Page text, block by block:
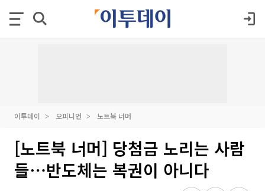
이투데이 오피니언 노트북 너머
[노트북 너머] 당첨금 노리는 사람
들⋯반도체는 복권이 아니다